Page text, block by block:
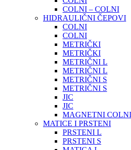
COLNI – COLNI
HIDRAULIČNI ČEPOVI
COLNI
COLNI
METRIČKI
METRIČKI
METRIČNI L
METRIČNI L
METRIČNI S
METRIČNI S
JIC
JIC
MAGNETNI COLNI
MATICE I PRSTENI
PRSTENI L
PRSTENI S